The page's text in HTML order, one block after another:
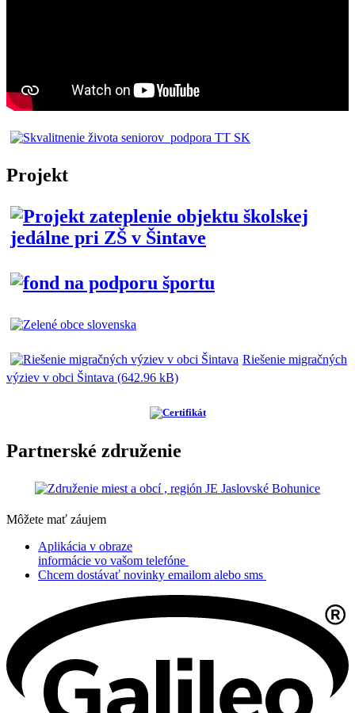
Projekt
Riešenie migračných
výziev v obci Šintava (642.96 kB)
Partnerské združenie
Môžete mať záujem
Aplikácia v obraze
informácie vo vašom telefóne
Chcem dostávať novinky emailom alebo sms